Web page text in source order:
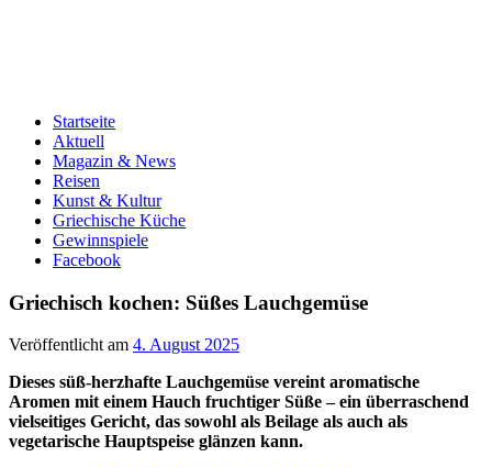
Startseite
Aktuell
Magazin & News
Reisen
Kunst & Kultur
Griechische Küche
Gewinnspiele
Facebook
Griechisch kochen: Süßes Lauchgemüse
Veröffentlicht am 4. August 2025
Dieses süß-herzhafte Lauchgemüse vereint aromatische
Aromen mit einem Hauch fruchtiger Süße – ein überraschend
vielseitiges Gericht, das sowohl als Beilage als auch als
vegetarische Hauptspeise glänzen kann.